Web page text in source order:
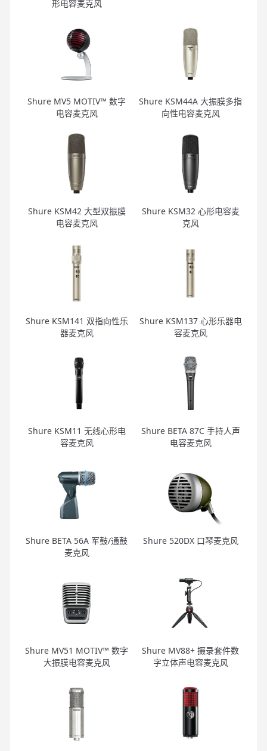
形电容麦克风
Shure MV5 MOTIV™ 数字
电容麦克风
Shure KSM44A 大振膜多指
向性电容麦克风
Shure KSM42 大型双振膜
电容麦克风
Shure KSM32 心形电容麦
克风
Shure KSM141 双指向性乐
器麦克风
Shure KSM137 心形乐器电
容麦克风
Shure KSM11 无线心形电
容麦克风
Shure BETA 87C 手持人声
电容麦克风
Shure BETA 56A 军鼓/通鼓
麦克风
Shure 520DX 口琴麦克风
Shure MV51 MOTIV™ 数字
大振膜电容麦克风
Shure MV88+ 摄录套件数
字立体声电容麦克风